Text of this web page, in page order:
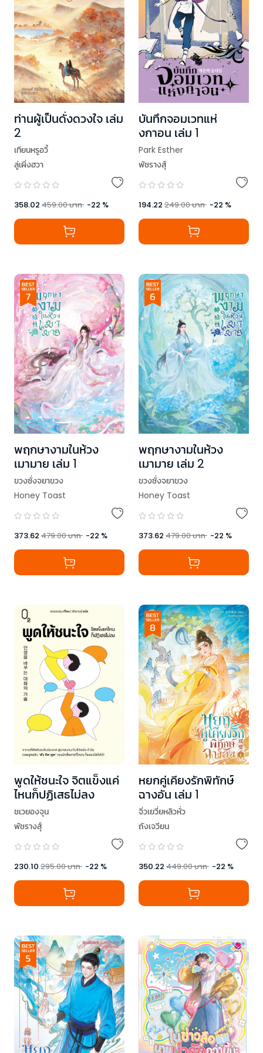
ท่านผู้เป็นดั่งดวงใจ เล่ม
2
เทียนหรูอวี้
ลู่เผิ่งฮวา
358.02 459.00บาท -22 %
บันทึกจอมเวทแห่
งกาอน เล่ม 1
Park Esther
พัชรางสุ์
194.22 249.00บาท -22 %
พฤกษางามในห้วง
เมามาย เล่ม 1
ขวงซั่งจยาขวง
Honey Toast
373.62 479.00บาท -22 %
พฤกษางามในห้วง
เมามาย เล่ม 2
ขวงซั่งจยาขวง
Honey Toast
373.62 479.00บาท -22 %
พูดให้ชนะใจ จิตแข็งแค่
ไหนก็ปฏิเสธไม่ลง
ชเวยองจุน
พัชรางสุ์
230.10 295.00บาท -22 %
หยกคู่เคียงรักพิทักษ์
ฉางอัน เล่ม 1
จิ่วเยวี่ยหลิวหั่ว
ถังเจวียน
350.22 449.00บาท -22 %